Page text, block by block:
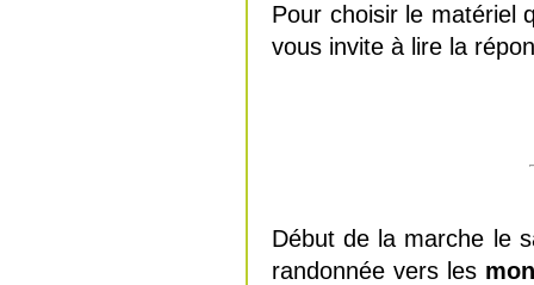
Pour choisir le matériel
vous invite à lire la
Début de la marche le
randonnée vers les